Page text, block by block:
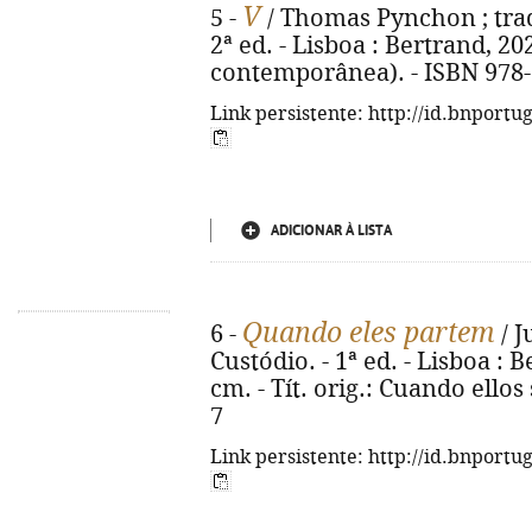
5 - V / Thomas Pynchon ;
2ª ed. - Lisboa : Bertrand,
contemporânea). - ISBN
Link persistente: http://
ADICIONAR À LISTA
6 - Quando eles partem /
Custódio. - 1ª ed. - Lisboa :
cm. - Tít. orig.: Cuando ellos
7
Link persistente: http://